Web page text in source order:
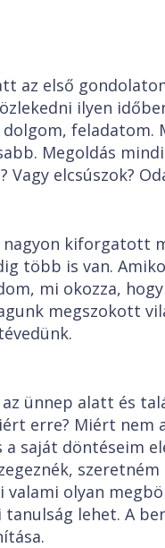
az első
ilyen
dolgom,
Megoldás
Vagy elcsúszok?
nagyon kiforgatott
több is van.
mi okozza,
megszokott
ünnep alatt és
erre? Miért nem
a saját döntéseim
valami olyan
tanulság lehet. A